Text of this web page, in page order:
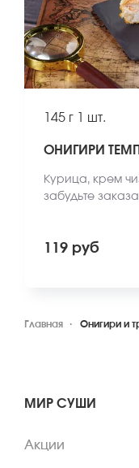
145 г 1 шт.
ОНИГИРИ
Курица, крем
забудьте
блюда может
119 руб
Главная Онигири и
МИР СУШИ
Акции